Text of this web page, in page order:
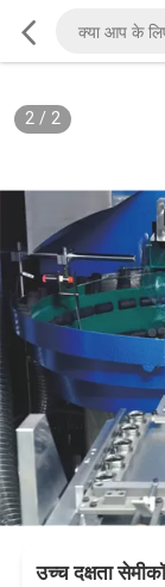
2/ 2
उच्च दक्षता